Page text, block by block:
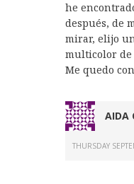
he
después, de
mirar, elijo
multicolor de
Me quedo
AIDA
THURSDAY